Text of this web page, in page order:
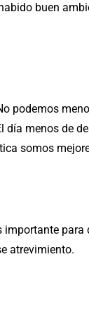
buen
podemos
día menos de
somos
atrevimiento.